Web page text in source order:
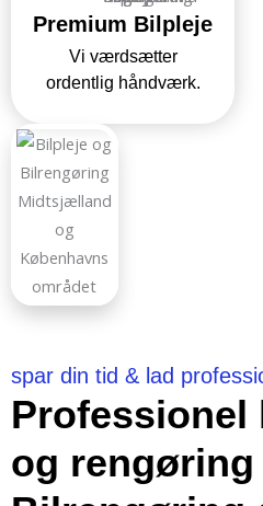
Premium Bilpleje
Vi værdsætter
ordentlig håndværk.
spar din tid & lad
Professionel
og rengøring